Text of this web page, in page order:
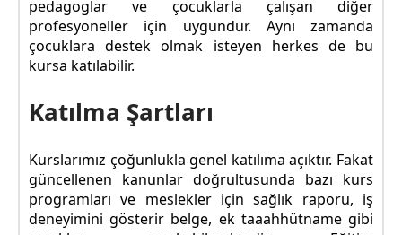
pedagoglar ve çocuklarla çalışan diğer
profesyoneller için uygundur. Aynı zamanda
çocuklara destek olmak isteyen herkes de bu
kursa katılabilir.
Katılma Şartları
Kurslarımız çoğunlukla genel katılıma açıktır. Fakat
güncellenen kanunlar doğrultusunda bazı kurs
programları ve meslekler için sağlık raporu, iş
deneyimini gösterir belge, ek taaahhütname gibi